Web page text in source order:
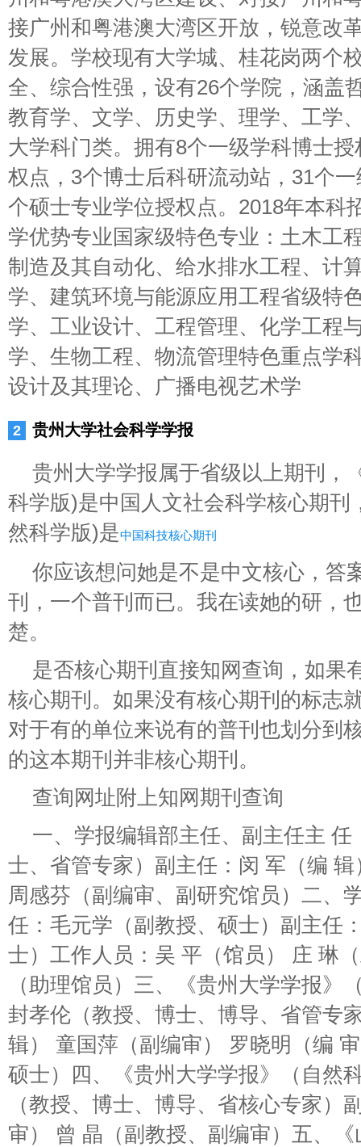
接广州和粤港澳大湾区开放，锐意改
发展。学校现有大学城、桂花岗两个
全、综合性强，设有26个学院，涵盖
教育学、文学、历史学、理学、工学
大学科门类。拥有8个一级学科博士
权点，3个博士后科研流动站，31个
个硕士专业学位授权点。2018年本科
学优势专业国家级特色专业：土木工
制造及其自动化、给水排水工程、计
学、建筑环境与能源应用工程省级特
学、工业设计、工程管理、化学工程
学、生物工程、物流管理特色重点学
设计及其理论、广播电视艺术学
贵州大学社会科学学报
贵州大学学报属于省级以上期刊，
科学版)是中国人文社会科学核心期刊
然科学版)是中国科技核心期刊
你应该想问她是不是中文核心，答
刊，一个普刊而已。我在读她的研，
楚。
是否核心期刊直接知网查询，如果
核心期刊。如果没有核心期刊的标志
对于有的单位来说有的普刊也划分到
的这本期刊并非核心期刊。
查询网址附上知网期刊查询
一、学报编辑部主任、副主任主
士、省管专家）副主任：闵 军（编
周感芬（副编审、副研究馆员）二、
任：毛元学（副教授、硕士）副主任
士）工作人员：吴 平（馆员） 庄 琳
（助理馆员）三、《贵州大学学报》
封孝伦（教授、博士、博导、省管专
辑） 童国萍（副编审） 罗晓明（编
硕士）四、《贵州大学学报》（自然
（教授、博士、博导、省核心专家）
审） 曾 晶（副教授、副编审）五、